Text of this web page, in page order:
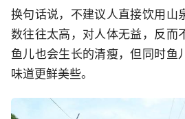
换句话说，不建议人直接饮用山
数往往太高，对人体无益，反而
鱼儿也会生长的清瘦，但同时鱼
味道更鲜美些。